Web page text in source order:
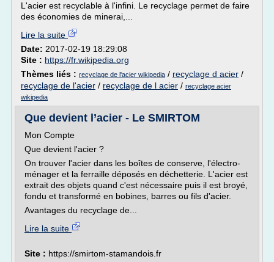
L'acier est recyclable à l'infini. Le recyclage permet de faire
des économies de minerai,...
Lire la suite
Date: 2017-02-19 18:29:08
Site : https://fr.wikipedia.org
Thèmes liés : recyclage de l'acier wikipedia / recyclage d acier /
recyclage de l'acier / recyclage de l acier / recyclage acier
wikipedia
Que devient l’acier - Le SMIRTOM
Mon Compte
Que devient l'acier ?
On trouver l'acier dans les boîtes de conserve, l'électro-
ménager et la ferraille déposés en déchetterie. L'acier est
extrait des objets quand c'est nécessaire puis il est broyé,
fondu et transformé en bobines, barres ou fils d'acier.
Avantages du recyclage de...
Lire la suite
Site : https://smirtom-stamandois.fr